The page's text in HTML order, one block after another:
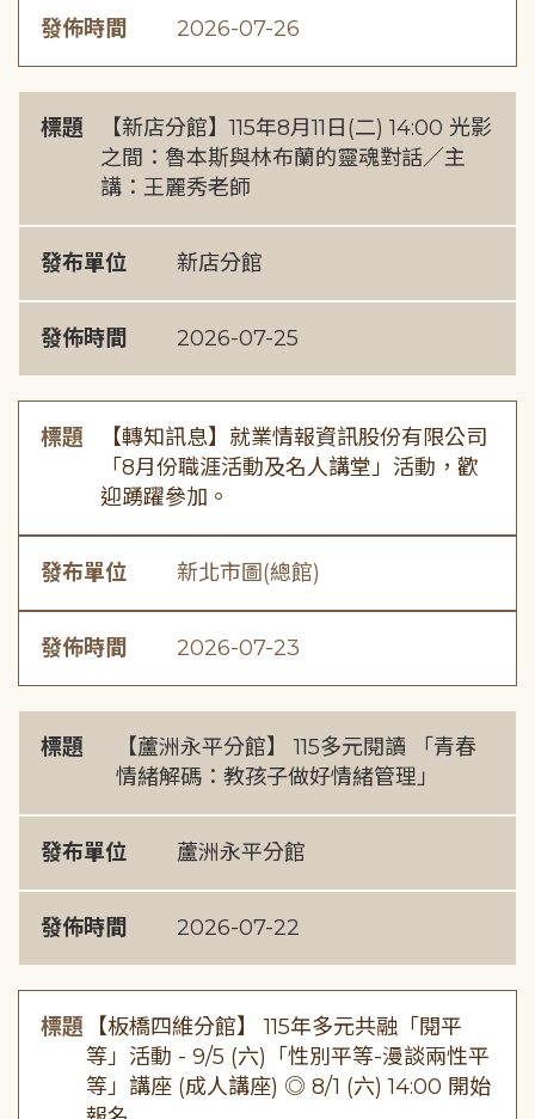
發佈時間 2026-07-26
標題
【新店分館】115年8月11日(二) 14:00 光影
之間：魯本斯與林布蘭的靈魂對話／主
講：王麗秀老師
發布單位 新店分館
發佈時間 2026-07-25
標題
【轉知訊息】就業情報資訊股份有限公司
「8月份職涯活動及名人講堂」活動，歡
迎踴躍參加。
發布單位 新北市圖(總館)
發佈時間 2026-07-23
標題
【蘆洲永平分館】 115多元閱讀 「青春
情緒解碼：教孩子做好情緒管理」
發布單位 蘆洲永平分館
發佈時間 2026-07-22
標題 【板橋四維分館】 115年多元共融「閱平
等」活動 - 9/5 (六)「性別平等-漫談兩性平
等」講座 (成人講座) ◎ 8/1 (六) 14:00 開始